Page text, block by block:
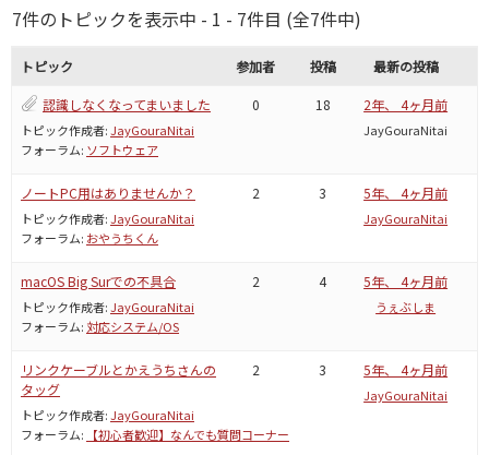
7件のトピックを表示中 - 1 - 7件目 (全7件中)
トピック 参加者 投稿 最新の投稿
認識しなくなってまいました
トピック作成者:JayGouraNitai
フォーラム: ソフトウェア
0 18 2年、 4ヶ月前
JayGouraNitai
ノートPC用はありませんか？
トピック作成者:JayGouraNitai
フォーラム: おやうちくん
2 3 5年、 4ヶ月前
JayGouraNitai
macOS Big Surでの不具合
トピック作成者:JayGouraNitai
フォーラム: 対応システム/OS
2 4 5年、 4ヶ月前
うぇぶしま
リンクケーブルとかえうちさんの
タッグ
トピック作成者:JayGouraNitai
フォーラム:
【初心者歓迎】なんでも質問コーナー
2 3 5年、 4ヶ月前
JayGouraNitai